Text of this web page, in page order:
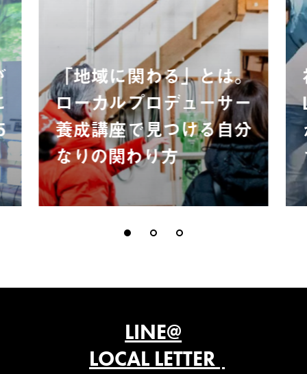
「地域に関わる」とは。
ローカルプロデューサー
養成講座で見つける自分
なりの関わり方
LINE@
LOCAL LETTER